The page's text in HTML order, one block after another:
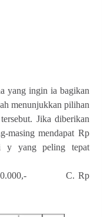
yang ingin ia bagikan
menunjukkan pilihan
Jika diberikan
masing mendapat Rp
y yang peling tepat
C. Rp